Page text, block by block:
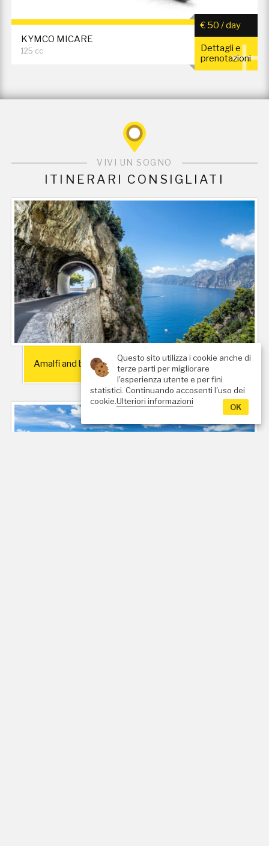
KYMCO MICARE
125 cc
€ 50 / day
Dettagli e
prenotazioni
VIVI UN SOGNO
ITINERARI CONSIGLIATI
Amalfi and back
Dettagli
Questo sito utilizza i cookie anche di
terze parti per migliorare
l'esperienza utente e per fini
statistici. Continuando accosenti l'uso dei
cookie.Ulteriori informazioni
OK